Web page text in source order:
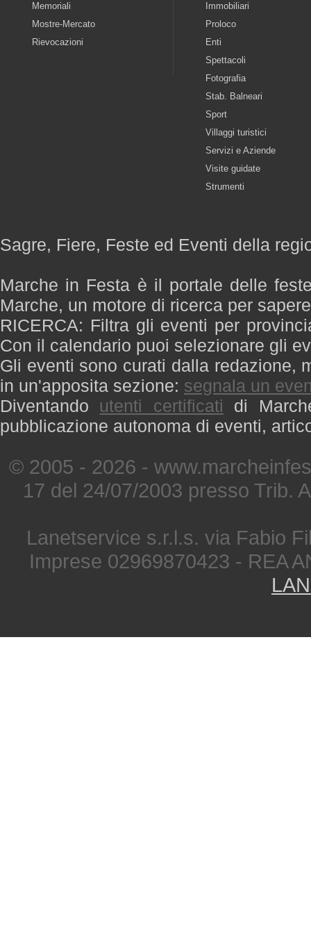
Memoriali
Mostre-Mercato
Rievocazioni
Immobiliari
Proloco
Enti
Spettacoli
Fotografia
Stab. Balneari
Sport
Villaggi turistici
Servizi e Aziende
Visite guidate
Strumenti
Sagre, Fiere, Feste ed Eventi della
Marche in Festa è il portale delle
Marche, un motore di ricerca per
RICERCA: Filtra gli eventi per
Con il calendario puoi selezionare gli
Gli eventi sono curati dalla redazione,
in un'apposita sezione: segnala un
Diventando utenti certificati di
pubblicazione autonoma di eventi,
© 2005 - 2026 -
17 del 24/07/2003 presso Trib.
Lanetservice s.r.l.s. via Fabio
Imprese 02969870423 - REA